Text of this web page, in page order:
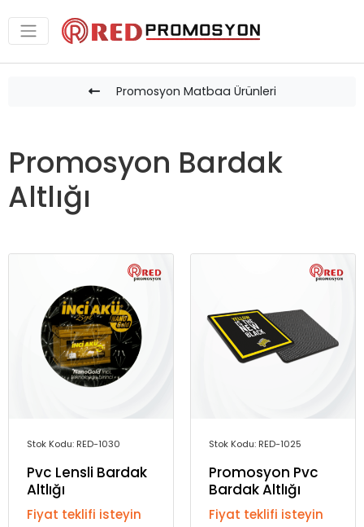
Promosyon Matbaa Ürünleri
Promosyon Bardak
Altlığı
Stok Kodu: RED-1030
Pvc Lensli Bardak
Altlığı
Fiyat teklifi isteyin
Stok Kodu: RED-1025
Promosyon Pvc
Bardak Altlığı
Fiyat teklifi isteyin